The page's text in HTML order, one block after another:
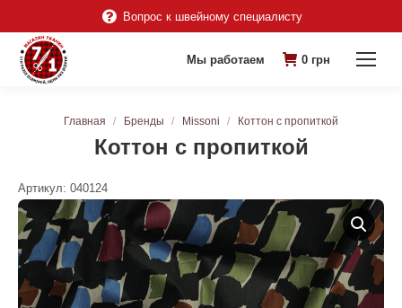
Вопрос к швейному специалисту
Мы работаем 0 грн
Коттон с пропиткой
Вы здесь:
Главная Бренды Missoni Коттон с пропиткой
Артикул: 040124